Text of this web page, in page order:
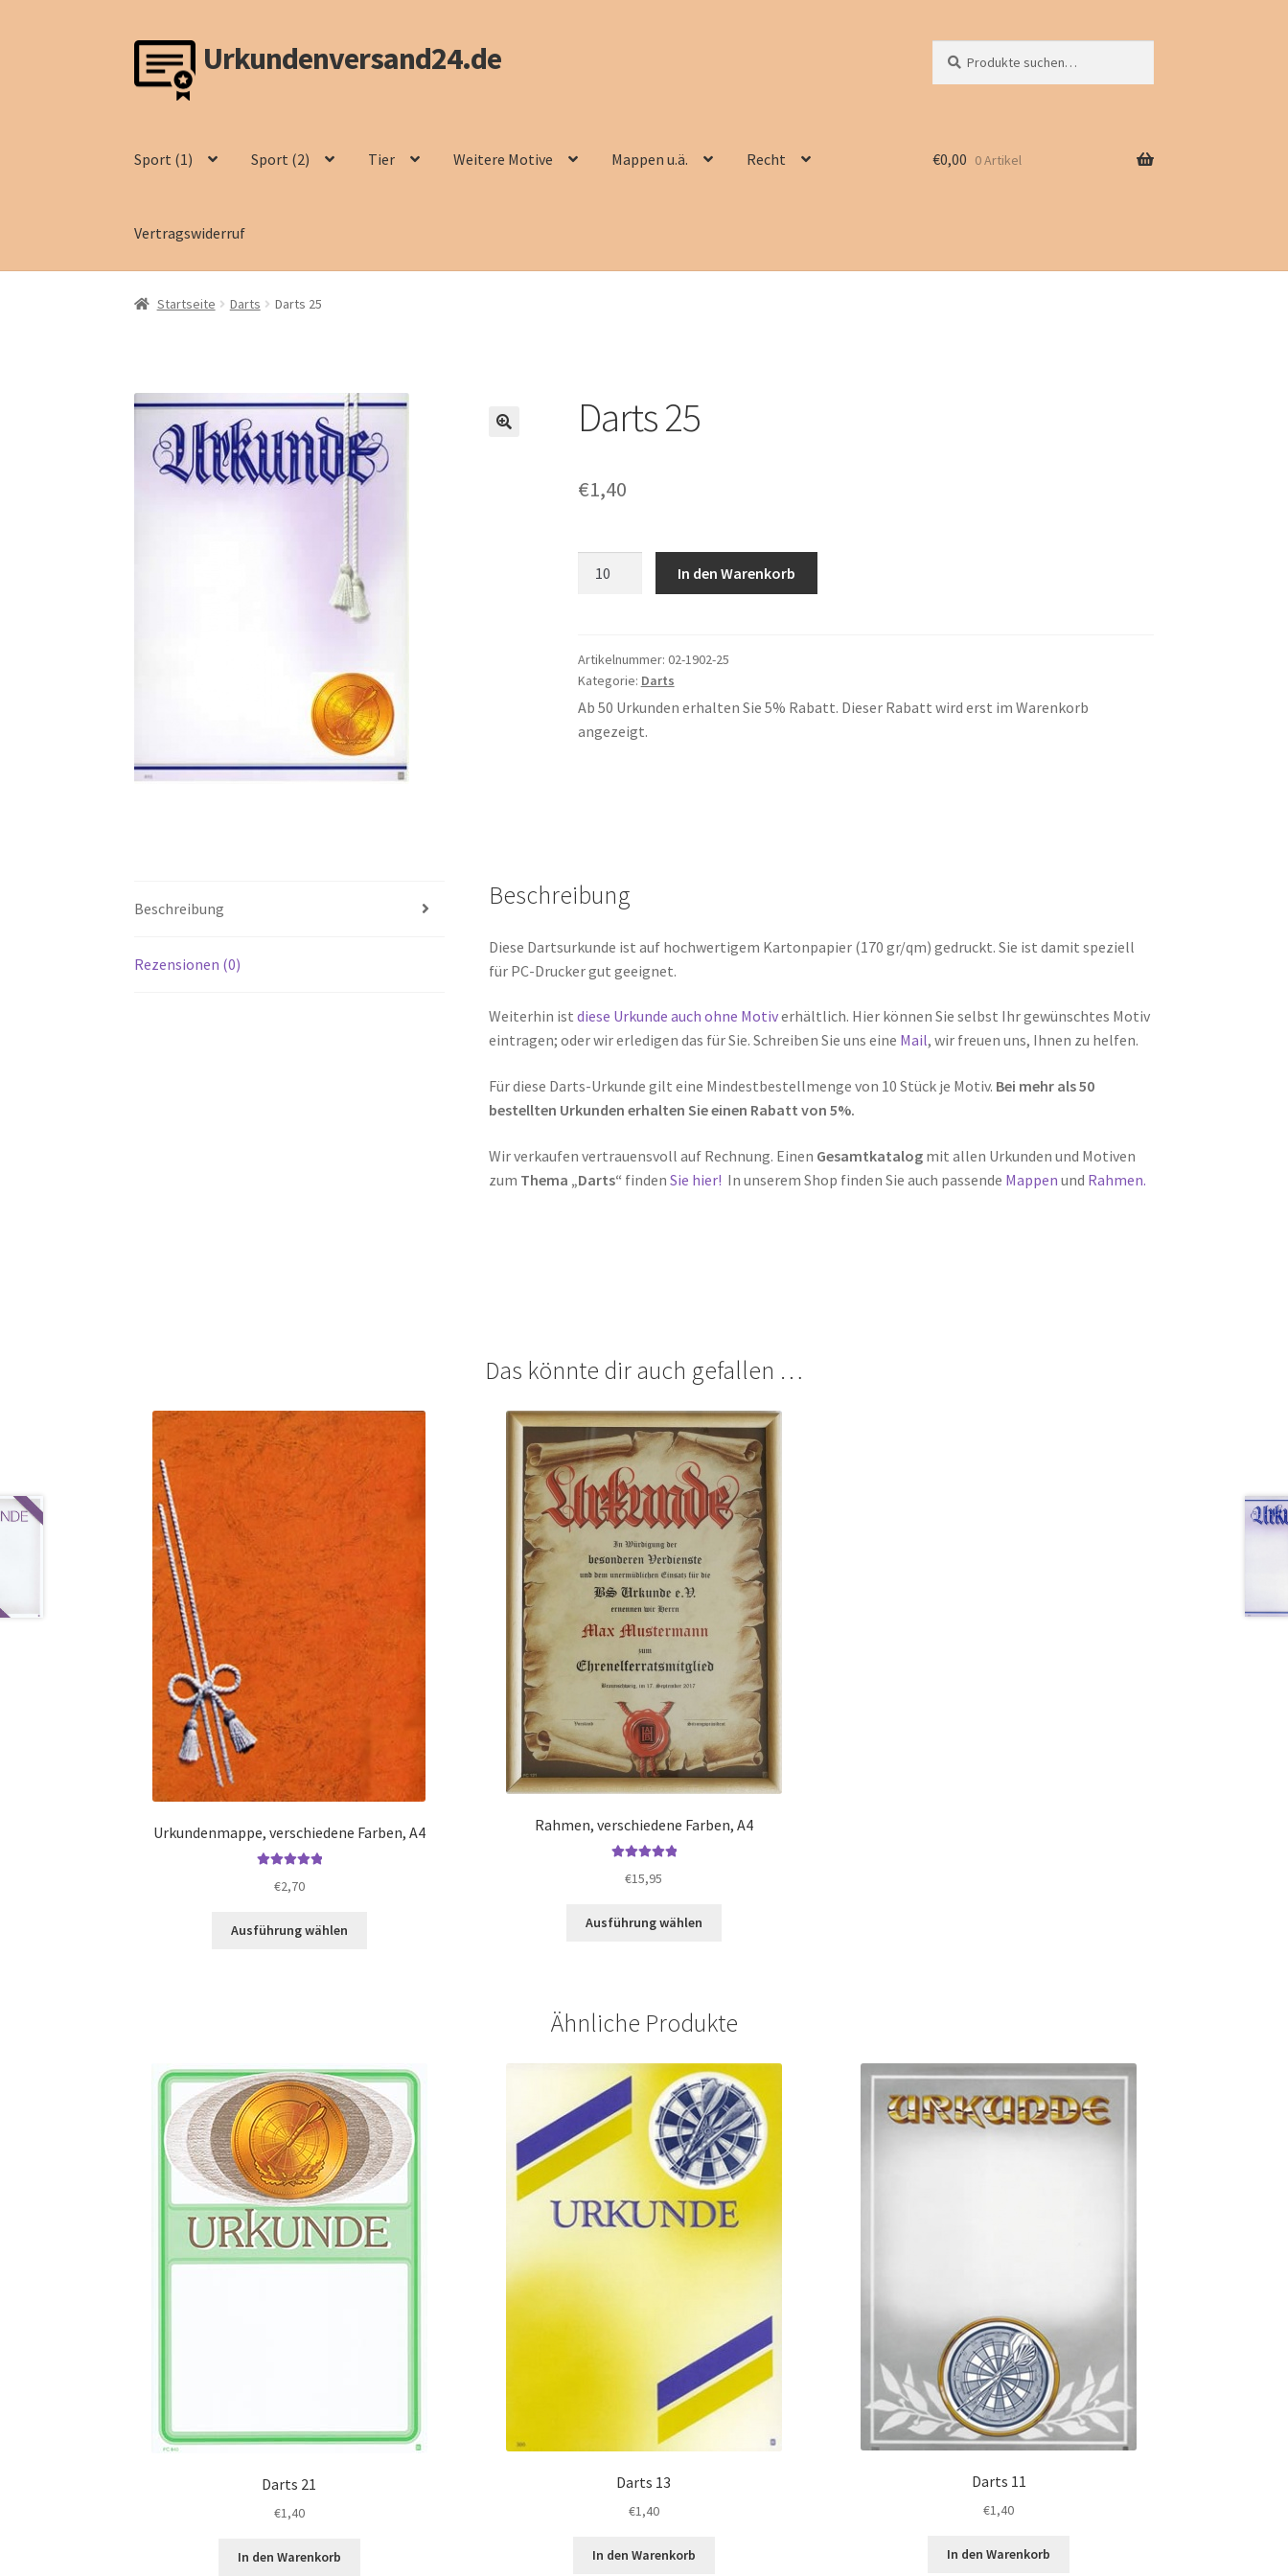
Zur
Navigation
springen
Zum
Inhalt
springen
Urkundenversand24.de
nach:
Sport (1) Sport (2) Tier Weitere Motive Mappen u.ä. Recht
Vertragswiderruf
€0,00 0 Artikel
Startseite Darts Darts 25
Darts 25
€1,40
In den Warenkorb
Artikelnummer: 02-1902-25
Kategorie: Darts
Ab 50 Urkunden erhalten Sie 5% Rabatt. Dieser Rabatt wird erst im Warenkorb
angezeigt.
Beschreibung
Rezensionen (0)
Beschreibung
Diese Dartsurkunde ist auf hochwertigem Kartonpapier (170 gr/qm) gedruckt. Sie ist damit speziell
für PC-Drucker gut geeignet.
Weiterhin istdiese Urkunde auch ohne Motiverhältlich. Hier können Sie selbst Ihr gewünschtes Motiv
eintragen; oder wir erledigen das für Sie. Schreiben Sie uns eine Mail, wir freuen uns, Ihnen zu helfen.
Für diese Darts-Urkunde gilt eine Mindestbestellmenge von 10 Stück je Motiv. Bei mehr als 50
bestellten Urkunden erhalten Sie einen Rabatt von 5%.
Wir verkaufen vertrauensvoll auf Rechnung. Einen Gesamtkatalog mit allen Urkunden und Motiven
zum Thema „Darts“ findenSie hier! In unserem Shop finden Sie auch passende Mappenund Rahmen.
Das könnte dir auch gefallen …
Urkundenmappe, verschiedene Farben, A4
5.00von 5
€2,70
Ausführung wählen
Optionen
können
auf
der
Produktseite
gewählt
werden
Rahmen, verschiedene Farben, A4
5.00von 5
€15,95
Ausführung wählen
auf.
Optionen
können
auf
der
Produktseite
gewählt
werden
Ähnliche Produkte
Darts 21
€1,40
In den Warenkorb
Darts 13
€1,40
In den Warenkorb
Darts 11
€1,40
In den Warenkorb